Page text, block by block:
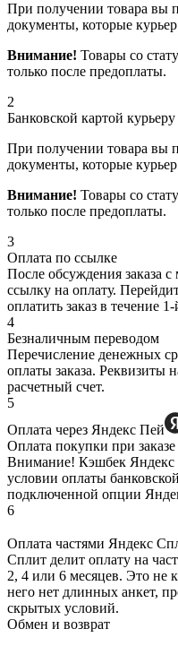
При получении товара вы
документы, которые
Внимание! Товары со
только после предоплаты.
2
Банковской картой курьеру
При получении товара вы
документы, которые
Внимание! Товары со
только после предоплаты.
3
Оплата по ссылке
После обсуждения заказа
ссылку на оплату.
оплатить заказ в течение
4
Безналичным переводом
Перечисление денежных
оплаты заказа. Реквизиты
расчетный счет.
5
Оплата через Яндекс Пей
Оплата покупки при
Внимание! Кэшбек Яндекс
условии оплаты
подключенной опции
6
Оплата частями Яндекс
Сплит делит оплату на
2, 4 или 6 месяцев. Это не
него нет длинных анкет,
скрытых условий.
Обмен и возврат